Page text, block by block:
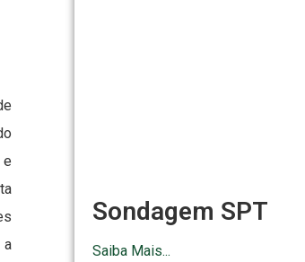
e
a
Sondagem SPT
Saiba Mais...